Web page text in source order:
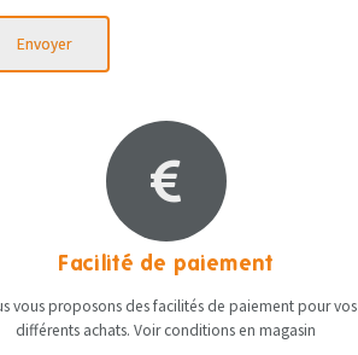
Envoyer
Facilité de paiement
vous proposons des facilités de paiement pour vos
différents achats. Voir conditions en magasin